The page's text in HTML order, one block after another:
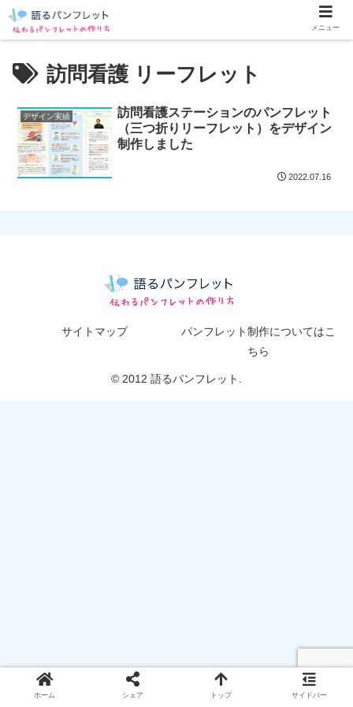
訪問看護 リーフレット
デザイン実績
訪問看護ステーションのパンフレット
（三つ折りリーフレット）をデザイン
制作しました
2022.07.16
サイトマップ
パンフレット制作についてはこ
ちら
© 2012 語るパンフレット.
メニュー
ホーム シェア トップ サイドバー